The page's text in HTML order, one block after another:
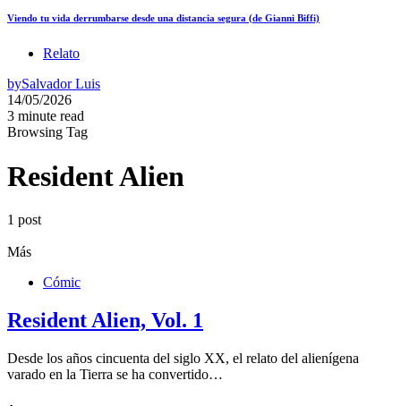
Viendo tu vida derrumbarse desde una distancia segura (de Gianni Biffi)
Relato
bySalvador Luis
14/05/2026
3 minute read
Browsing Tag
Resident Alien
1 post
Más
Cómic
Resident Alien, Vol. 1
Desde los años cincuenta del siglo XX, el relato del alienígena
varado en la Tierra se ha convertido…